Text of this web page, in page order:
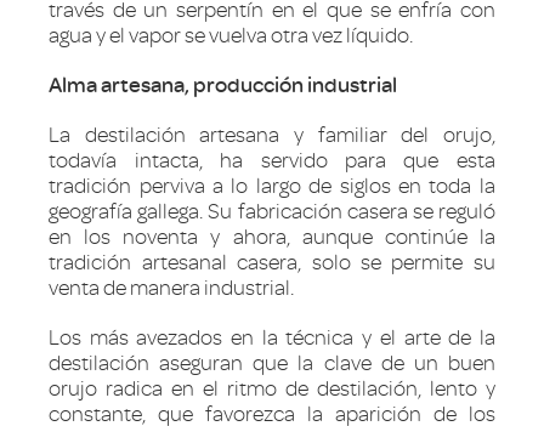
través de un serpentín en el que se enfría con
agua y el vapor se vuelva otra vez líquido.
Alma artesana, producción industrial
La destilación artesana y familiar del orujo,
todavía intacta, ha servido para que esta
tradición perviva a lo largo de siglos en toda la
geografía gallega. Su fabricación casera se reguló
en los noventa y ahora, aunque continúe la
tradición artesanal casera, solo se permite su
venta de manera industrial.
Los más avezados en la técnica y el arte de la
destilación aseguran que la clave de un buen
orujo radica en el ritmo de destilación, lento y
constante, que favorezca la aparición de los